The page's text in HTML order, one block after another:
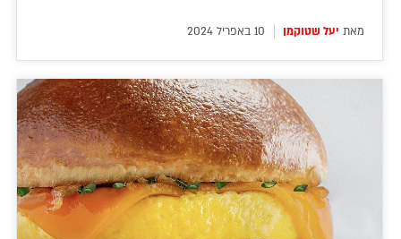
מאת יעל שטוקמן 10 באפריל 2024